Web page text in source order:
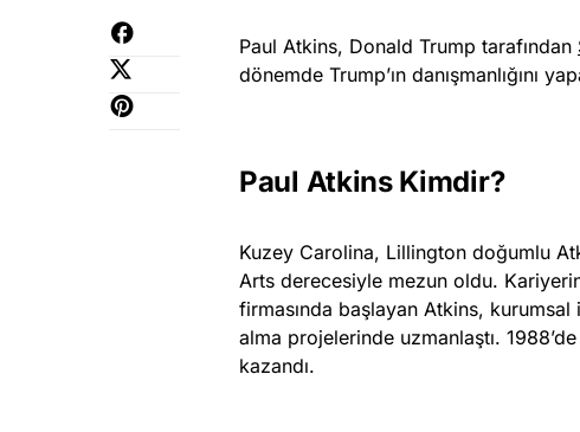
Paul Atkins, Donald Trump tarafından
dönemde Trump’ın danışmanlığını
Paul Atkins Kimdir?
Kuzey Carolina, Lillington doğumlu
Arts derecesiyle mezun oldu.
firmasında başlayan Atkins,
alma projelerinde uzmanlaştı.
kazandı.